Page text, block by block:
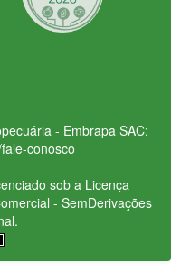
- Embrapa SAC:
conosco
sob a Licença
- SemDerivações